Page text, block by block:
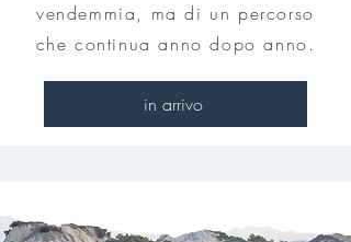
vendemmia, ma di un percorso
che continua anno dopo anno.
in arrivo